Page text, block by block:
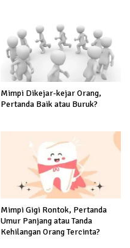
Mimpi Dikejar-kejar Orang,
Pertanda Baik atau Buruk?
Mimpi Gigi Rontok, Pertanda
Umur Panjang atau Tanda
Kehilangan Orang Tercinta?